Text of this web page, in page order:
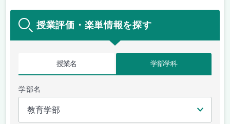
授業評価・楽単情報を探す
授業名 学部学科
学部名